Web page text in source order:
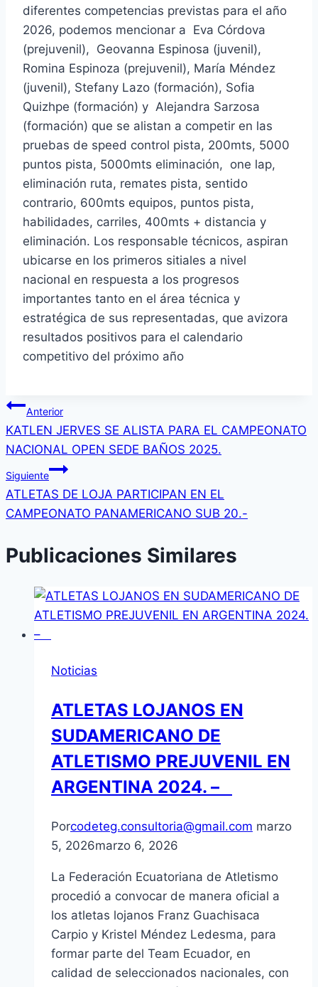
diferentes competencias previstas para el año
2026, podemos mencionar a Eva Córdova
(prejuvenil), Geovanna Espinosa (juvenil),
Romina Espinoza (prejuvenil), María Méndez
(juvenil), Stefany Lazo (formación), Sofia
Quizhpe (formación) y Alejandra Sarzosa
(formación) que se alistan a competir en las
pruebas de speed control pista, 200mts, 5000
puntos pista, 5000mts eliminación, one lap,
eliminación ruta, remates pista, sentido
contrario, 600mts equipos, puntos pista,
habilidades, carriles, 400mts + distancia y
eliminación. Los responsable técnicos, aspiran
ubicarse en los primeros sitiales a nivel
nacional en respuesta a los progresos
importantes tanto en el área técnica y
estratégica de sus representadas, que avizora
resultados positivos para el calendario
competitivo del próximo año
Navegación
de
entradas
Anterior
KATLEN JERVES SE ALISTA PARA EL CAMPEONATO
NACIONAL OPEN SEDE BAÑOS 2025.
Siguiente
ATLETAS DE LOJA PARTICIPAN EN EL
CAMPEONATO PANAMERICANO SUB 20.-
Publicaciones Similares
Noticias
ATLETAS LOJANOS EN
SUDAMERICANO DE
ATLETISMO PREJUVENIL EN
ARGENTINA 2024. –
Porcodeteg.consultoria@gmail.com marzo
5, 2026marzo 6, 2026
La Federación Ecuatoriana de Atletismo
procedió a convocar de manera oficial a
los atletas lojanos Franz Guachisaca
Carpio y Kristel Méndez Ledesma, para
formar parte del Team Ecuador, en
calidad de seleccionados nacionales, con